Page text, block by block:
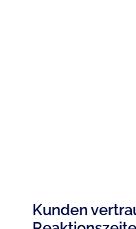
Kunden